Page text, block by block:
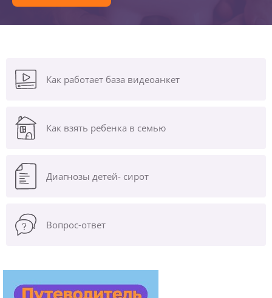
Как работает база видеоанкет
Как взять ребенка в семью
Диагнозы детей- сирот
Вопрос-ответ